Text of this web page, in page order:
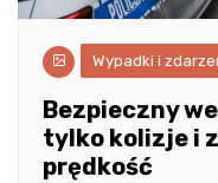
Wypadki i
Bezpieczny
tylko kolizje i
prędkość